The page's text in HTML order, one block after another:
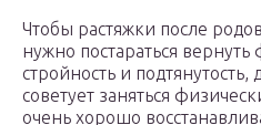
Чтобы растяжки после
нужно постараться
стройность и
советует заняться
очень хорошо